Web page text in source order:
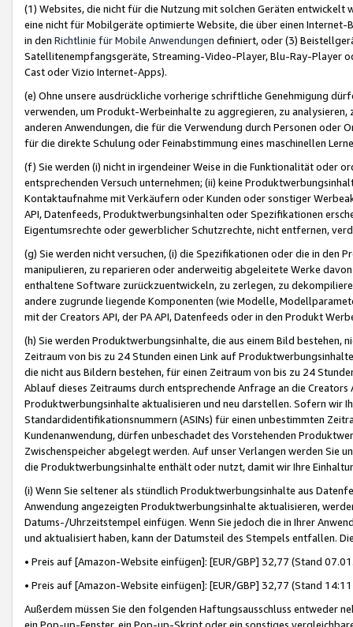
(1) Websites, die nicht für die Nutzung mit solchen Geräten
eine nicht für Mobilgeräte optimierte Website, die über einen
in den Richtlinie für Mobile Anwendungen definiert, oder (3)
Satellitenempfangsgeräte, Streaming-Video-Player, Blu-Ray-Player
Cast oder Vizio Internet-Apps).
(e) Ohne unsere ausdrückliche vorherige schriftliche Genehmigung
verwenden, um Produkt-Werbeinhalte zu aggregieren, zu
anderen Anwendungen, die für die Verwendung durch Personen
für die direkte Schulung oder Feinabstimmung eines maschinellen
(f) Sie werden (i) nicht in irgendeiner Weise in die Funktionalität oder
entsprechenden Versuch unternehmen; (ii) keine
Kontaktaufnahme mit Verkäufern oder Kunden oder sonstiger
API, Datenfeeds, Produktwerbungsinhalten oder Spezifikationen
Eigentumsrechte oder gewerblicher Schutzrechte, nicht entfernen,
(g) Sie werden nicht versuchen, (i) die Spezifikationen oder die in
manipulieren, zu reparieren oder anderweitig abgeleitete Werke
enthaltene Software zurückzuentwickeln, zu zerlegen, zu
andere zugrunde liegende Komponenten (wie Modelle,
mit der Creators API, der PA API, Datenfeeds oder in den Produkt
(h) Sie werden Produktwerbungsinhalte, die aus einem Bild bestehen,
Zeitraum von bis zu 24 Stunden einen Link auf
die nicht aus Bildern bestehen, für einen Zeitraum von bis zu 24
Ablauf dieses Zeitraums durch entsprechende Anfrage an die
Produktwerbungsinhalte aktualisieren und neu darstellen. Sofern wir
Standardidentifikationsnummern (ASINs) für einen unbestimmten
Kundenanwendung, dürfen unbeschadet des Vorstehenden
Zwischenspeicher abgelegt werden. Auf unser Verlangen werden Sie
die Produktwerbungsinhalte enthält oder nutzt, damit wir Ihre
(i) Wenn Sie seltener als stündlich Produktwerbungsinhalte aus
Anwendung angezeigten Produktwerbungsinhalte aktualisieren,
Datums-/Uhrzeitstempel einfügen. Wenn Sie jedoch die in Ihrer
und aktualisiert haben, kann der Datumsteil des Stempels entfallen.
• Preis auf [Amazon-Website einfügen]: [EUR/GBP] 32,77 (Stand
• Preis auf [Amazon-Website einfügen]: [EUR/GBP] 32,77 (Stand
Außerdem müssen Sie den folgenden Haftungsausschluss entweder
ein Pop-up-Fenster, ein Pop-up-Skript oder ein sonstiges